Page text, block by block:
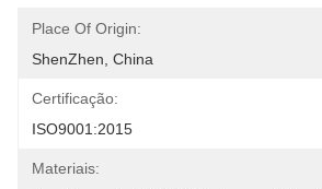
Place Of Origin:
ShenZhen, China
Certificação:
ISO9001:2015
Materiais: